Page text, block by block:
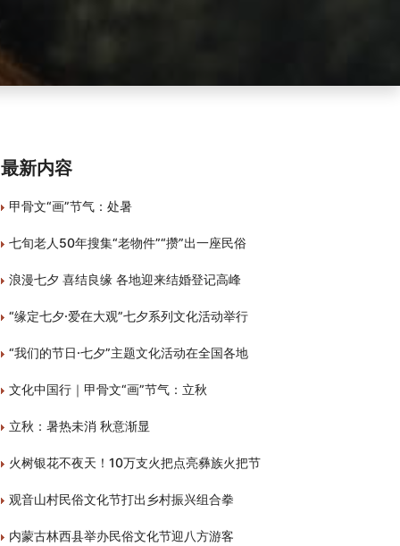
最新内容
甲骨文“画”节气：处暑
七旬老人50年搜集“老物件”“攒”出一座民俗
浪漫七夕 喜结良缘 各地迎来结婚登记高峰
“缘定七夕·爱在大观”七夕系列文化活动举行
“我们的节日·七夕”主题文化活动在全国各地
文化中国行｜甲骨文“画”节气：立秋
立秋：暑热未消 秋意渐显
火树银花不夜天！10万支火把点亮彝族火把节
观音山村民俗文化节打出乡村振兴组合拳
内蒙古林西县举办民俗文化节迎八方游客